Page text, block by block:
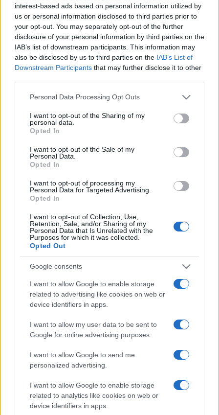
interest-based ads based on personal information utilized by
us or personal information disclosed to third parties prior to
your opt-out. You may separately opt-out of the further
disclosure of your personal information by third parties on the
IAB’s list of downstream participants. This information may
also be disclosed by us to third parties on the IAB’s List of
Downstream Participants that may further disclose it to other
Please note that this website/app uses one or more Google
not limited to your visit or usage behaviour. You may click to
grant or deny consent to Google and its third-party tags to
use your data for below specified purposes in below Google
consent section.
Personal Data Processing Opt Outs
I want to opt-out of the Sharing of my
personal data.
Opted In
I want to opt-out of the Sale of my
Personal Data.
Opted In
I want to opt-out of processing my
Personal Data for Targeted Advertising.
Opted In
I want to opt-out of Collection, Use,
Retention, Sale, and/or Sharing of my
Personal Data that Is Unrelated with the
Purposes for which it was collected.
Opted Out
Google consents
I want to allow Google to enable storage
related to advertising like cookies on web or
device identifiers in apps.
I want to allow my user data to be sent to
Google for online advertising purposes.
I want to allow Google to send me
personalized advertising.
I want to allow Google to enable storage
related to analytics like cookies on web or
device identifiers in apps.
LEGFRISSEBB
Országos hírek
Megérkezett az eső a Duna vízgyűjtőjére
Helyi hírek
másodfokúra csökken a riasztás
Országos hírek
Egyetem
HÍRDETÉS
HÍRDETÉS
LEGOLVASOTTABB
Szerdától rárajtolhatunk a jövő nyári
foci-Eb jegyeire